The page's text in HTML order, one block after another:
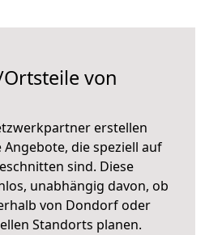
von
erstellen
die speziell auf
sind. Diese
unabhängig davon, ob
von Dondorf oder
Standorts planen.